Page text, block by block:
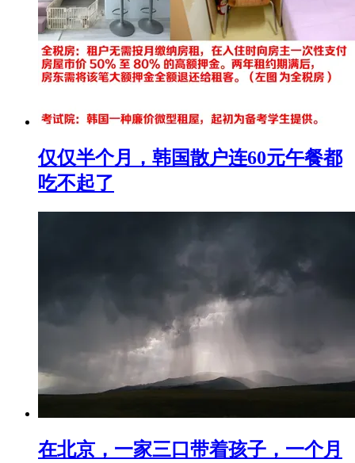
仅仅半个月，韩国散户连60元午餐都
吃不起了
在北京，一家三口带着孩子，一个月